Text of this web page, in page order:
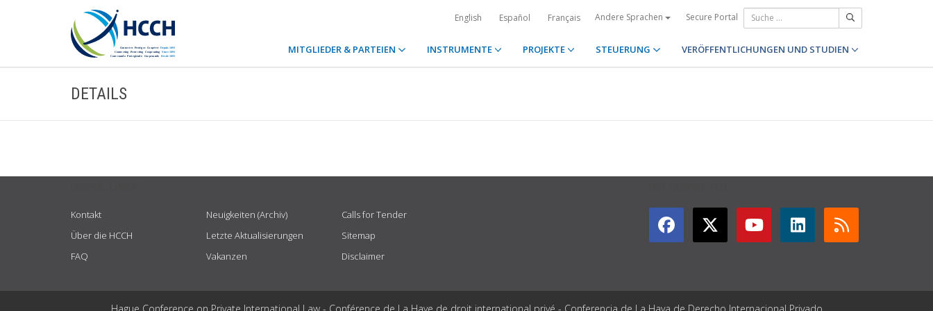
English Español Français Andere Sprachen Secure Portal
MITGLIEDER & PARTEIEN INSTRUMENTE PROJEKTE STEUERUNG VERÖFFENTLICHUNGEN UND STUDIEN
DETAILS
Kontakt
Über die HCCH
FAQ
Neuigkeiten (Archiv)
Letzte Aktualisierungen
Vakanzen
Calls for Tender
Sitemap
Disclaimer